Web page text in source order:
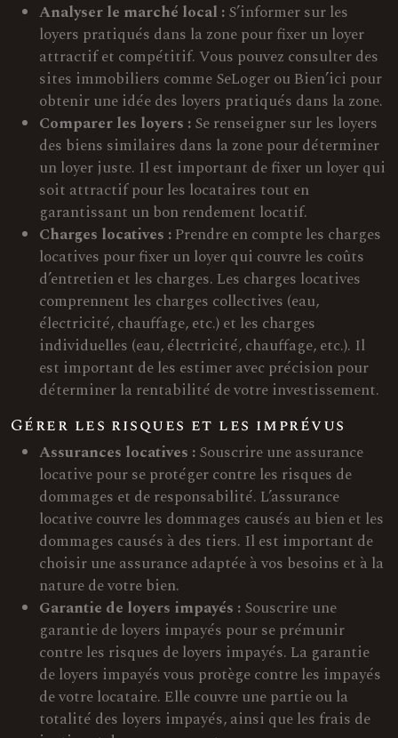
Analyser le marché local :S’informer sur les
loyers pratiqués dans la zone pour fixer un loyer
attractif et compétitif. Vous pouvez consulter des
sites immobiliers comme SeLoger ou Bien’ici pour
obtenir une idée des loyers pratiqués dans la zone.
Comparer les loyers :Se renseigner sur les loyers
des biens similaires dans la zone pour déterminer
un loyer juste. Il est important de fixer un loyer qui
soit attractif pour les locataires tout en
garantissant un bon rendement locatif.
Charges locatives :Prendre en compte les charges
locatives pour fixer un loyer qui couvre les coûts
d’entretien et les charges. Les charges locatives
comprennent les charges collectives (eau,
électricité, chauffage, etc.) et les charges
individuelles (eau, électricité, chauffage, etc.). Il
est important de les estimer avec précision pour
déterminer la rentabilité de votre investissement.
Gérer les risques et les imprévus
Assurances locatives :Souscrire une assurance
locative pour se protéger contre les risques de
dommages et de responsabilité. L’assurance
locative couvre les dommages causés au bien et les
dommages causés à des tiers. Il est important de
choisir une assurance adaptée à vos besoins et à la
nature de votre bien.
Garantie de loyers impayés :Souscrire une
garantie de loyers impayés pour se prémunir
contre les risques de loyers impayés. La garantie
de loyers impayés vous protège contre les impayés
de votre locataire. Elle couvre une partie ou la
totalité des loyers impayés, ainsi que les frais de